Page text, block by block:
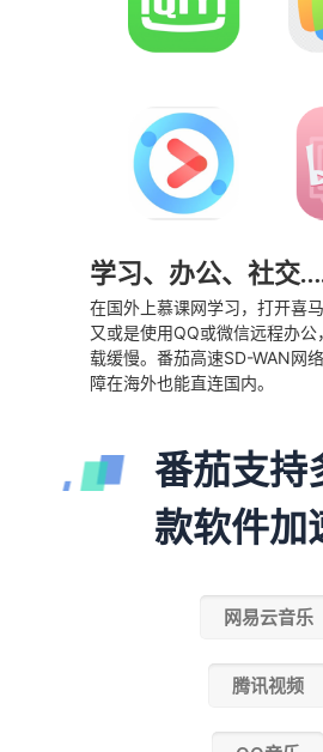
学习、办公、社交
在国外上慕课网学习，打开喜
又或是使用QQ或微信远程办公
载缓慢。番茄高速SD-WAN网
障在海外也能直连国内。
番茄支持
款软件加
网易云音乐
腾讯视频